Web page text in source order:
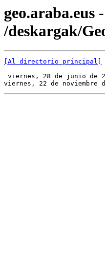
geo.araba.eus -
/deskargak/
[Al directorio principal]
viernes, 28 de junio
viernes, 22 de